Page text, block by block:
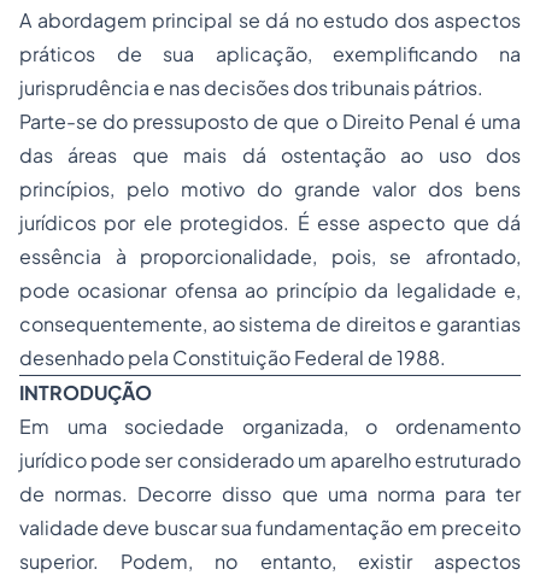
A abordagem principal se dá no estudo dos aspectos
práticos de sua aplicação, exemplificando na
jurisprudência e nas decisões dos tribunais pátrios.
Parte-se do pressuposto de que o Direito Penal é uma
das áreas que mais dá ostentação ao uso dos
princípios, pelo motivo do grande valor dos bens
jurídicos por ele protegidos. É esse aspecto que dá
essência à proporcionalidade, pois, se afrontado,
pode ocasionar ofensa ao princípio da legalidade e,
consequentemente, ao sistema de direitos e garantias
desenhado pela Constituição Federal de 1988.
INTRODUÇÃO
Em uma sociedade organizada, o ordenamento
jurídico pode ser considerado um aparelho estruturado
de normas. Decorre disso que uma norma para ter
validade deve buscar sua fundamentação em preceito
superior. Podem, no entanto, existir aspectos